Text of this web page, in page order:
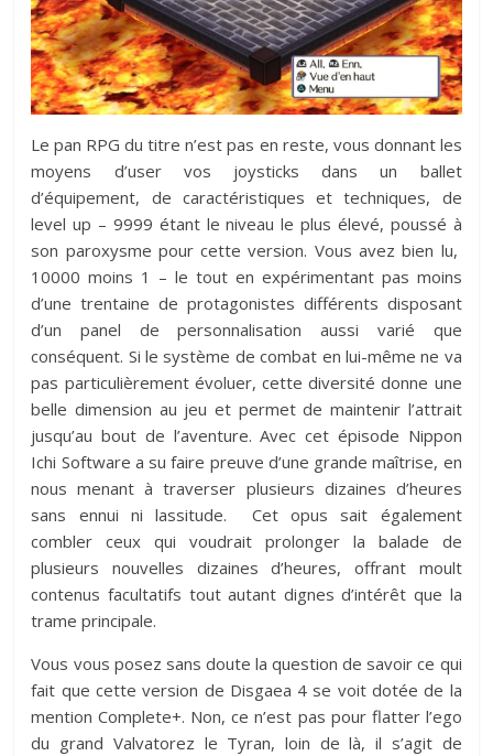
Le pan RPG du titre n’est pas en reste, vous donnant les
moyens d’user vos joysticks dans un ballet
d’équipement, de caractéristiques et techniques, de
level up – 9999 étant le niveau le plus élevé, poussé à
son paroxysme pour cette version. Vous avez bien lu,
10000 moins 1 – le tout en expérimentant pas moins
d’une trentaine de protagonistes différents disposant
d’un panel de personnalisation aussi varié que
conséquent. Si le système de combat en lui-même ne va
pas particulièrement évoluer, cette diversité donne une
belle dimension au jeu et permet de maintenir l’attrait
jusqu’au bout de l’aventure. Avec cet épisode Nippon
Ichi Software a su faire preuve d’une grande maîtrise, en
nous menant à traverser plusieurs dizaines d’heures
sans ennui ni lassitude. Cet opus sait également
combler ceux qui voudrait prolonger la balade de
plusieurs nouvelles dizaines d’heures, offrant moult
contenus facultatifs tout autant dignes d’intérêt que la
trame principale.
Vous vous posez sans doute la question de savoir ce qui
fait que cette version de Disgaea 4 se voit dotée de la
mention Complete+. Non, ce n’est pas pour flatter l’ego
du grand Valvatorez le Tyran, loin de là, il s’agit de